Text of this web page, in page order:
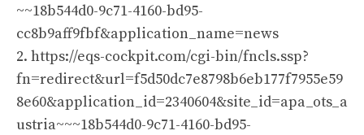
~~18b544d0-9c71-4160-bd95-
cc8b9aff9fbf&application_name=news
2. https://eqs-cockpit.com/cgi-bin/fncls.ssp?
fn=redirect&url=f5d50dc7e8798b6eb177f7955e59
8e60&application_id=2340604&site_id=apa_ots_a
ustria~~~18b544d0-9c71-4160-bd95-